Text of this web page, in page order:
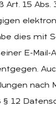
15 Abs.
dies mit
E-
nach
§ 12